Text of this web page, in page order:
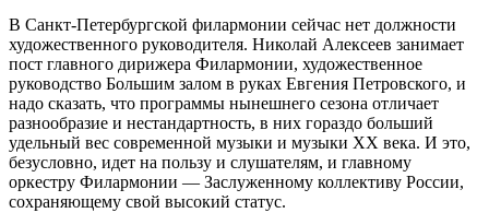
В Санкт-Петербургской филармонии сейчас нет должности
художественного руководителя. Николай Алексеев занимает
пост главного дирижера Филармонии, художественное
руководство Большим залом в руках Евгения Петровского, и
надо сказать, что программы нынешнего сезона отличает
разнообразие и нестандартность, в них гораздо больший
удельный вес современной музыки и музыки XX века. И это,
безусловно, идет на пользу и слушателям, и главному
оркестру Филармонии — Заслуженному коллективу России,
сохраняющему свой высокий статус.